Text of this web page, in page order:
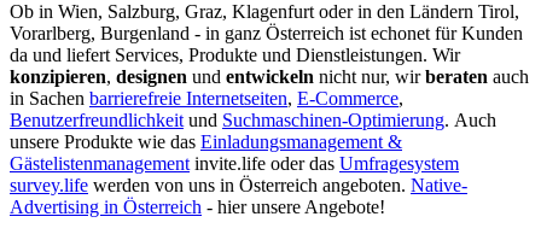
Ob in Wien, Salzburg, Graz, Klagenfurt oder in den Ländern Tirol,
Vorarlberg, Burgenland - in ganz Österreich ist echonet für Kunden
da und liefert Services, Produkte und Dienstleistungen. Wir
konzipieren, designen und entwickeln nicht nur, wirberaten auch
in Sachen barrierefreie Internetseiten, E-Commerce,
Benutzerfreundlichkeit und Suchmaschinen-Optimierung. Auch
unsere Produkte wie das Einladungsmanagement &
Gästelistenmanagement invite.life oder das Umfragesystem
survey.life werden von uns in Österreich angeboten. Native-
Advertising in Österreich - hier unsere Angebote!